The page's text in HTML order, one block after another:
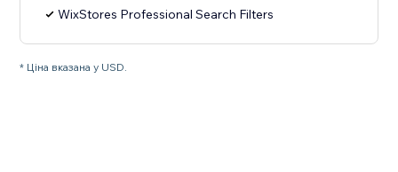
WixStores Professional Search Filters
* Ціна вказана у USD.